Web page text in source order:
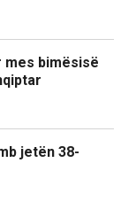
bimësisë
jetën 38-